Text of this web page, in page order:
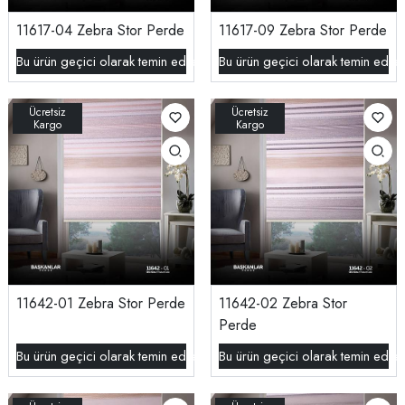
11617-04 Zebra Stor Perde
Bu ürün geçici olarak temin edilememektedir.
11617-09 Zebra Stor Perde
Bu ürün geçici olarak temin
11642-01 Zebra Stor Perde
Bu ürün geçici olarak temin edilememektedir.
11642-02 Zebra Stor
Perde
Bu ürün geçici olarak temin